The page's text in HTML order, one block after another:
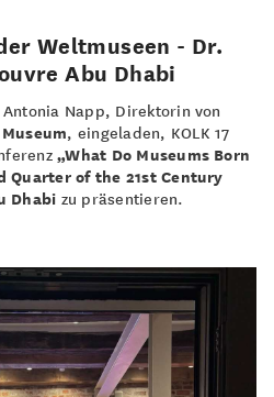
Weltmuseen - Dr.
Abu Dhabi
Napp, Direktorin von
, eingeladen, KOLK 17
„What Do Museums Born
Quarter of the 21st Century
Dhabi zu präsentieren.